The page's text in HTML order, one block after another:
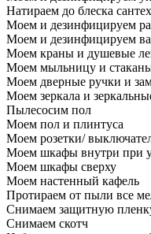
Натираем до блеска
Моем и дезинфицируем
Моем и дезинфицируем
Моем краны и душевые
Моем мыльницу и
Моем дверные ручки и
Моем зеркала и
Пылесосим пол
Моем пол и плинтуса
Моем розетки/
Моем шкафы внутри при
Моем шкафы сверху
Моем настенный кафель
Протираем от пыли все
Снимаем защитную
Снимаем скотч